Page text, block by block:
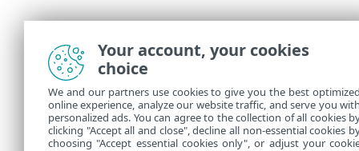
Your account, your cookies
choice
We and our partners use cookies to give you the best
online experience, analyze our website traffic, and serve you
personalized ads. You can agree to the collection of all cookies
clicking "Accept all and close", decline all non-essential cookies
choosing "Accept essential cookies only", or adjust your